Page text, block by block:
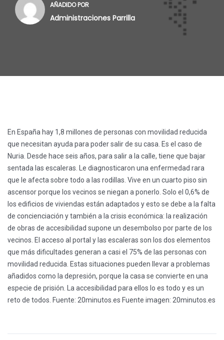
AÑADIDO POR
Administraciones Parrilla
En España hay 1,8 millones de personas con movilidad reducida
que necesitan ayuda para poder salir de su casa. Es el caso de
Nuria. Desde hace seis años, para salir a la calle, tiene que bajar
sentada las escaleras. Le diagnosticaron una enfermedad rara
que le afecta sobre todo a las rodillas. Vive en un cuarto piso sin
ascensor porque los vecinos se niegan a ponerlo. Solo el 0,6% de
los edificios de viviendas están adaptados y esto se debe a la falta
de concienciación y también a la crisis económica: la realización
de obras de accesibilidad supone un desembolso por parte de los
vecinos. El acceso al portal y las escaleras son los dos elementos
que más dificultades generan a casi el 75% de las personas con
movilidad reducida. Estas situaciones pueden llevar a problemas
añadidos como la depresión, porque la casa se convierte en una
especie de prisión. La accesibilidad para ellos lo es todo y es un
reto de todos. Fuente: 20minutos.es Fuente imagen: 20minutos.es